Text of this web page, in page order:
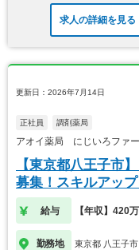
求人の詳細を見る
更新日：2026年7月14日
正社員 調剤薬局
アオイ薬局 にじいろファ
【東京都八王子市
募集！スキルアッ
給与 【年収】420
勤務地 東京都 八王子市